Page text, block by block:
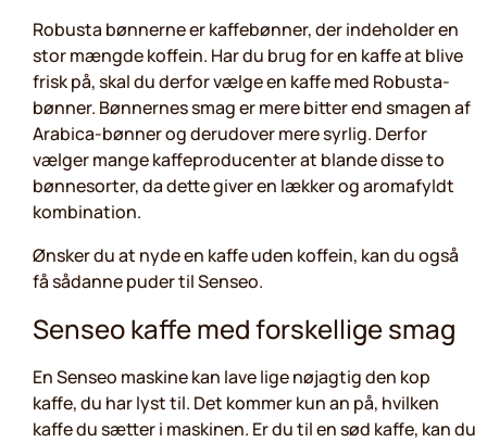
Robusta bønnerne er kaffebønner, der indeholder en
stor mængde koffein. Har du brug for en kaffe at blive
frisk på, skal du derfor vælge en kaffe med Robusta-
bønner. Bønnernes smag er mere bitter end smagen af
Arabica-bønner og derudover mere syrlig. Derfor
vælger mange kaffeproducenter at blande disse to
bønnesorter, da dette giver en lækker og aromafyldt
kombination.
Ønsker du at nyde en kaffe uden koffein, kan du også
få sådanne puder til Senseo.
Senseo kaffe med forskellige smag
En Senseo maskine kan lave lige nøjagtig den kop
kaffe, du har lyst til. Det kommer kun an på, hvilken
kaffe du sætter i maskinen. Er du til en sød kaffe, kan du